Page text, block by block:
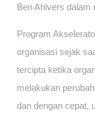
Ben Ahlvers dalam
Program
organisasi sejak
tercipta ketika
melakukan
dan dengan cepat,